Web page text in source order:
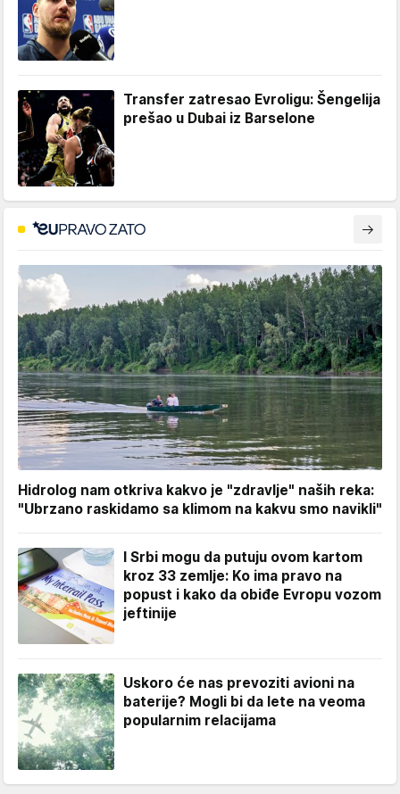
Transfer zatresao Evroligu: Šengelija
prešao u Dubai iz Barselone
Hidrolog nam otkriva kakvo je "zdravlje" naših reka:
"Ubrzano raskidamo sa klimom na kakvu smo navikli"
I Srbi mogu da putuju ovom kartom
kroz 33 zemlje: Ko ima pravo na
popust i kako da obiđe Evropu vozom
jeftinije
Uskoro će nas prevoziti avioni na
baterije? Mogli bi da lete na veoma
popularnim relacijama